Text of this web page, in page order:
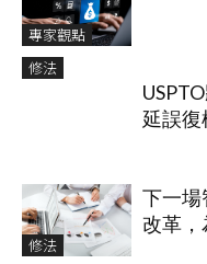
專家觀點
修法
延誤
修法
下一場
改革，